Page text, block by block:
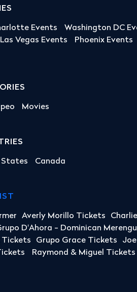
Events Washington DC
Las Vegas Events Phoenix Events
Movies
States Canada
Averly Morillo Tickets
D'Ahora - Dominican
Tickets Grupo Grace Tickets
Raymond & Miguel Tickets